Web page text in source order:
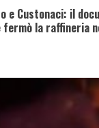
e Custonaci: il
la raffineria